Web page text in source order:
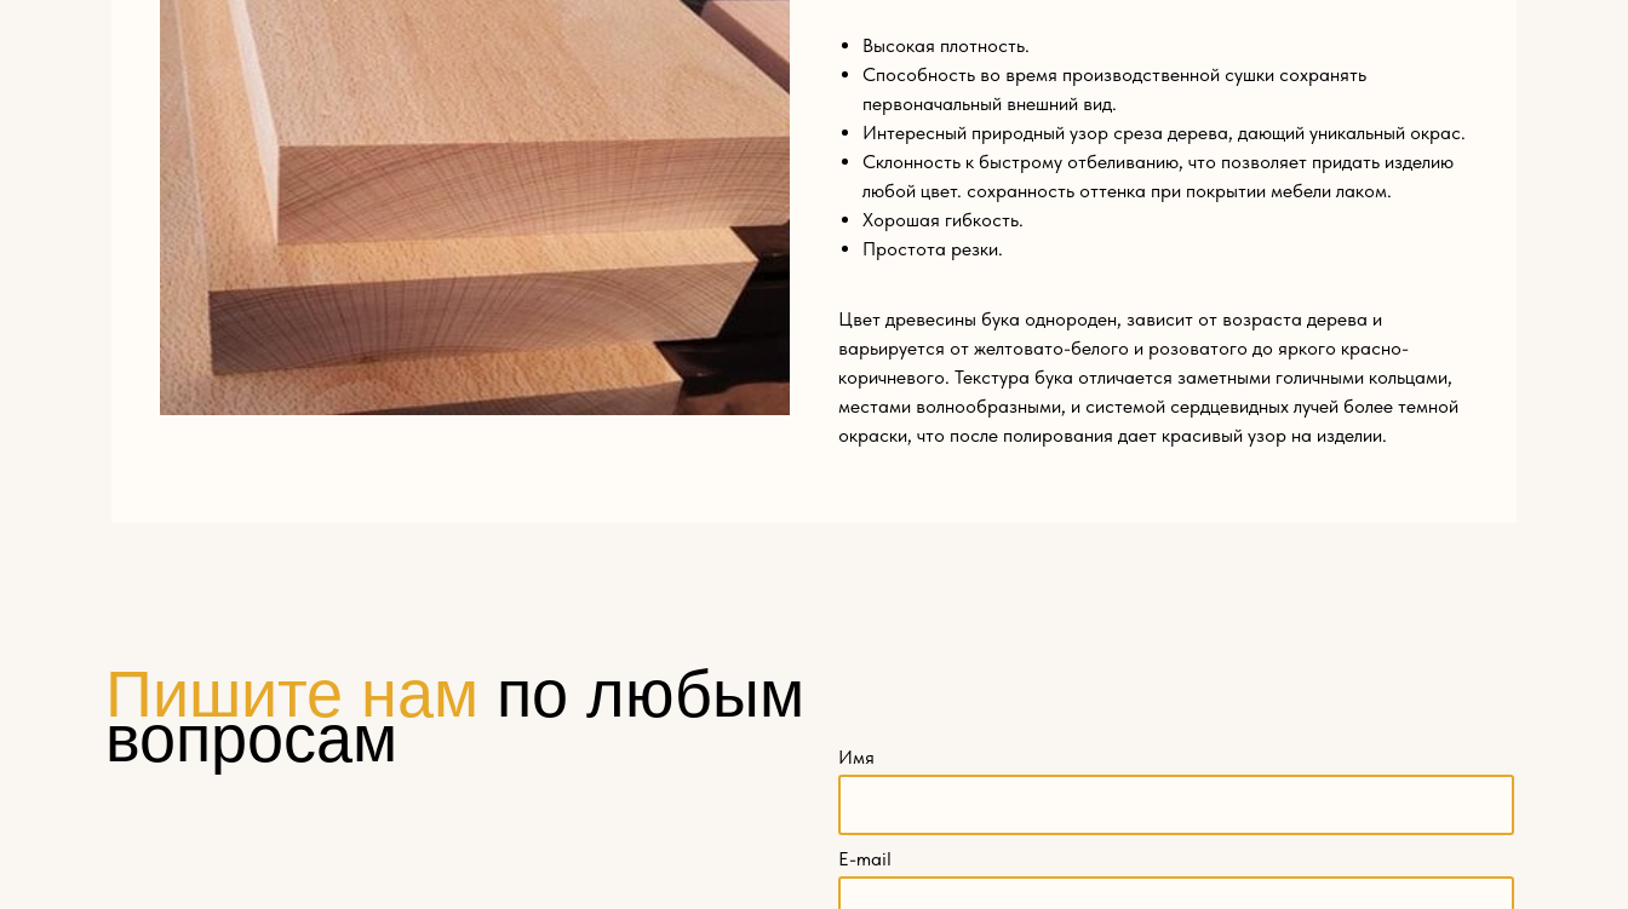
Высокая плотность.
Способность во время производственной сушки сохранять
первоначальный внешний вид.
Интересный природный узор среза дерева, дающий уникальный окрас.
Склонность к быстрому отбеливанию, что позволяет придать изделию
любой цвет. сохранность оттенка при покрытии мебели лаком.
Хорошая гибкость.
Простота резки.
Цвет древесины бука однороден, зависит от возраста дерева и
варьируется от желтовато-белого и розоватого до яркого красно-
коричневого. Текстура бука отличается заметными голичными кольцами,
местами волнообразными, и системой сердцевидных лучей более темной
окраски, что после полирования дает красивый узор на изделии.
Пишите нам по любым
вопросам Имя
E-mail